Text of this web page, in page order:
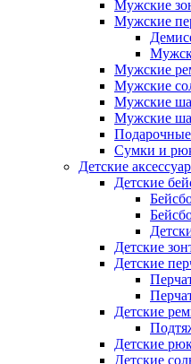
Мужские
Мужские
Мужские
Мужские
Мужские
Мужские
Сумки и
Детские
Детские
Детские
Детские
Детские
Детские
Детские